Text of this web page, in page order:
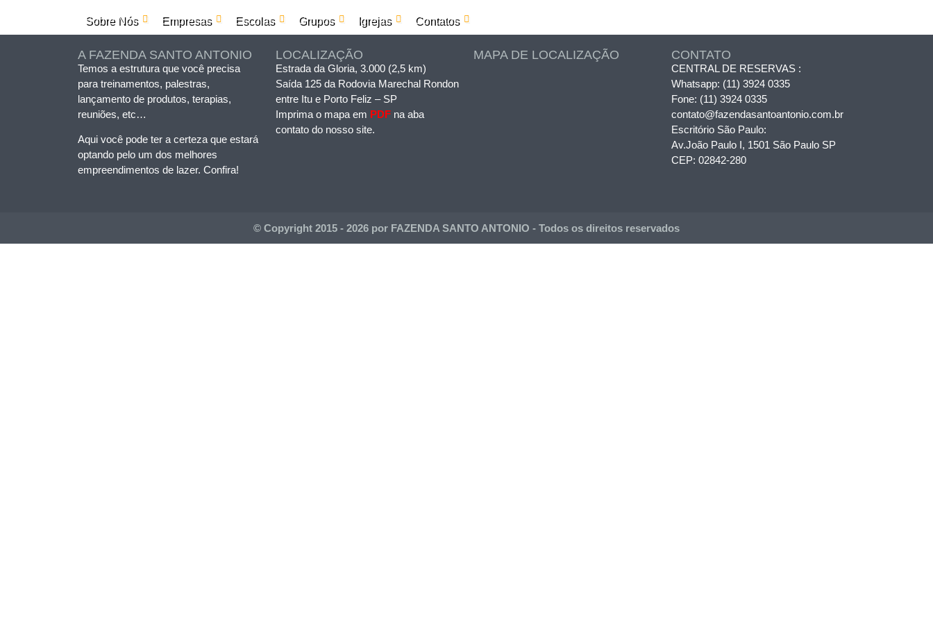
Sobre Nós Empresas Escolas Grupos Igrejas Contatos
A FAZENDA SANTO ANTONIO
Temos a estrutura que você precisa
para treinamentos, palestras,
lançamento de produtos, terapias,
reuniões, etc…
Aqui você pode ter a certeza que estará
optando pelo um dos melhores
empreendimentos de lazer. Confira!
LOCALIZAÇÃO
Estrada da Gloria, 3.000 (2,5 km)
Saída 125 da Rodovia Marechal Rondon
entre Itu e Porto Feliz – SP
Imprima o mapa em PDF na aba
contato do nosso site.
MAPA DE LOCALIZAÇÃO CONTATO
CENTRAL DE RESERVAS :
Whatsapp: (11) 3924 0335
Fone: (11) 3924 0335
contato@fazendasantoantonio.com.br
Escritório São Paulo:
Av.João Paulo I, 1501 São Paulo SP
CEP: 02842-280
© Copyright 2015 - 2026 por FAZENDA SANTO ANTONIO - Todos os direitos reservados